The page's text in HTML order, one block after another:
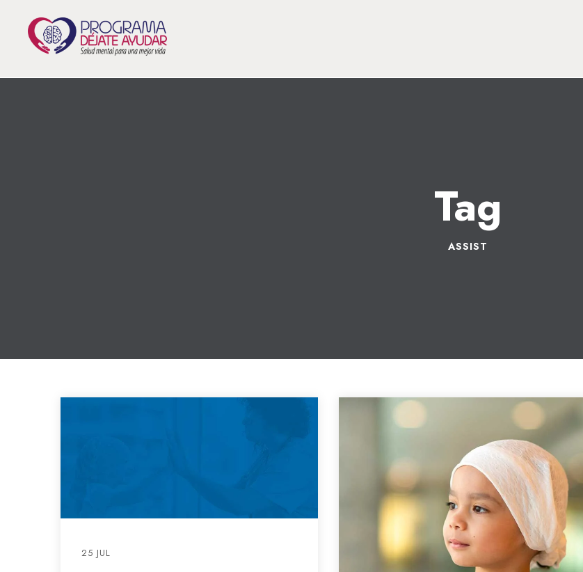
Tag
ASSIST
25 JUL